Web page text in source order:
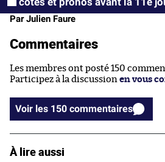
Par Julien Faure
Commentaires
Les membres ont posté 150
Participez à la discussion en vous
Voir les 150 commentaires
À lire aussi